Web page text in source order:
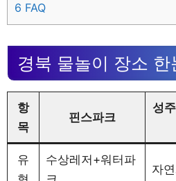
6 FAQ
경북 물놀이 장소 한
항
목
핀스파크
성
유
수상레저+워터파
자